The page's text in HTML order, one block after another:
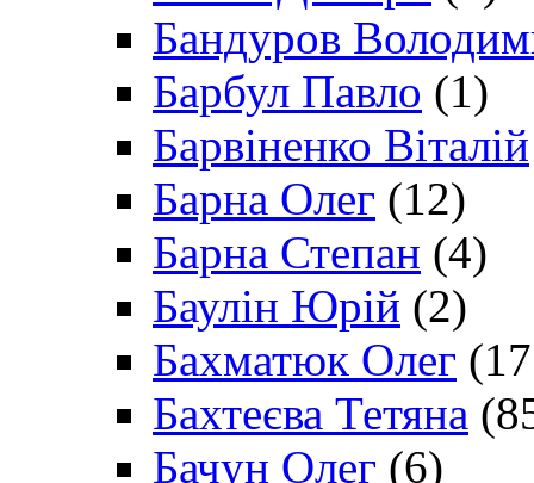
Бандуров
Барбул Павло (1)
Барвіненко Віталій
Барна Олег (12)
Барна Степан (4)
Баулін Юрій (2)
Бахматюк Олег
Бахтеєва Тетяна
Бачун Олег (6)